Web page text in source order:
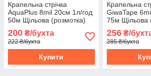
Крапельна стрічка
AquaPlus 8mil 20см 1л/год
50м Щільова (розмотка)
200 ₴/бухта
222 ₴/бухта
Купити
Крапельна
GiwaTape
75м Щільова
256₴/
285 ₴/бухта